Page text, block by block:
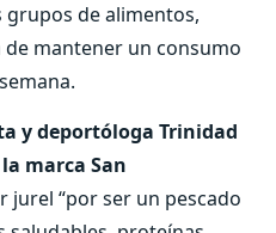
grupos de alimentos,
mantener un consumo
y deportóloga Trinidad
marca San
jurel “por ser un pescado